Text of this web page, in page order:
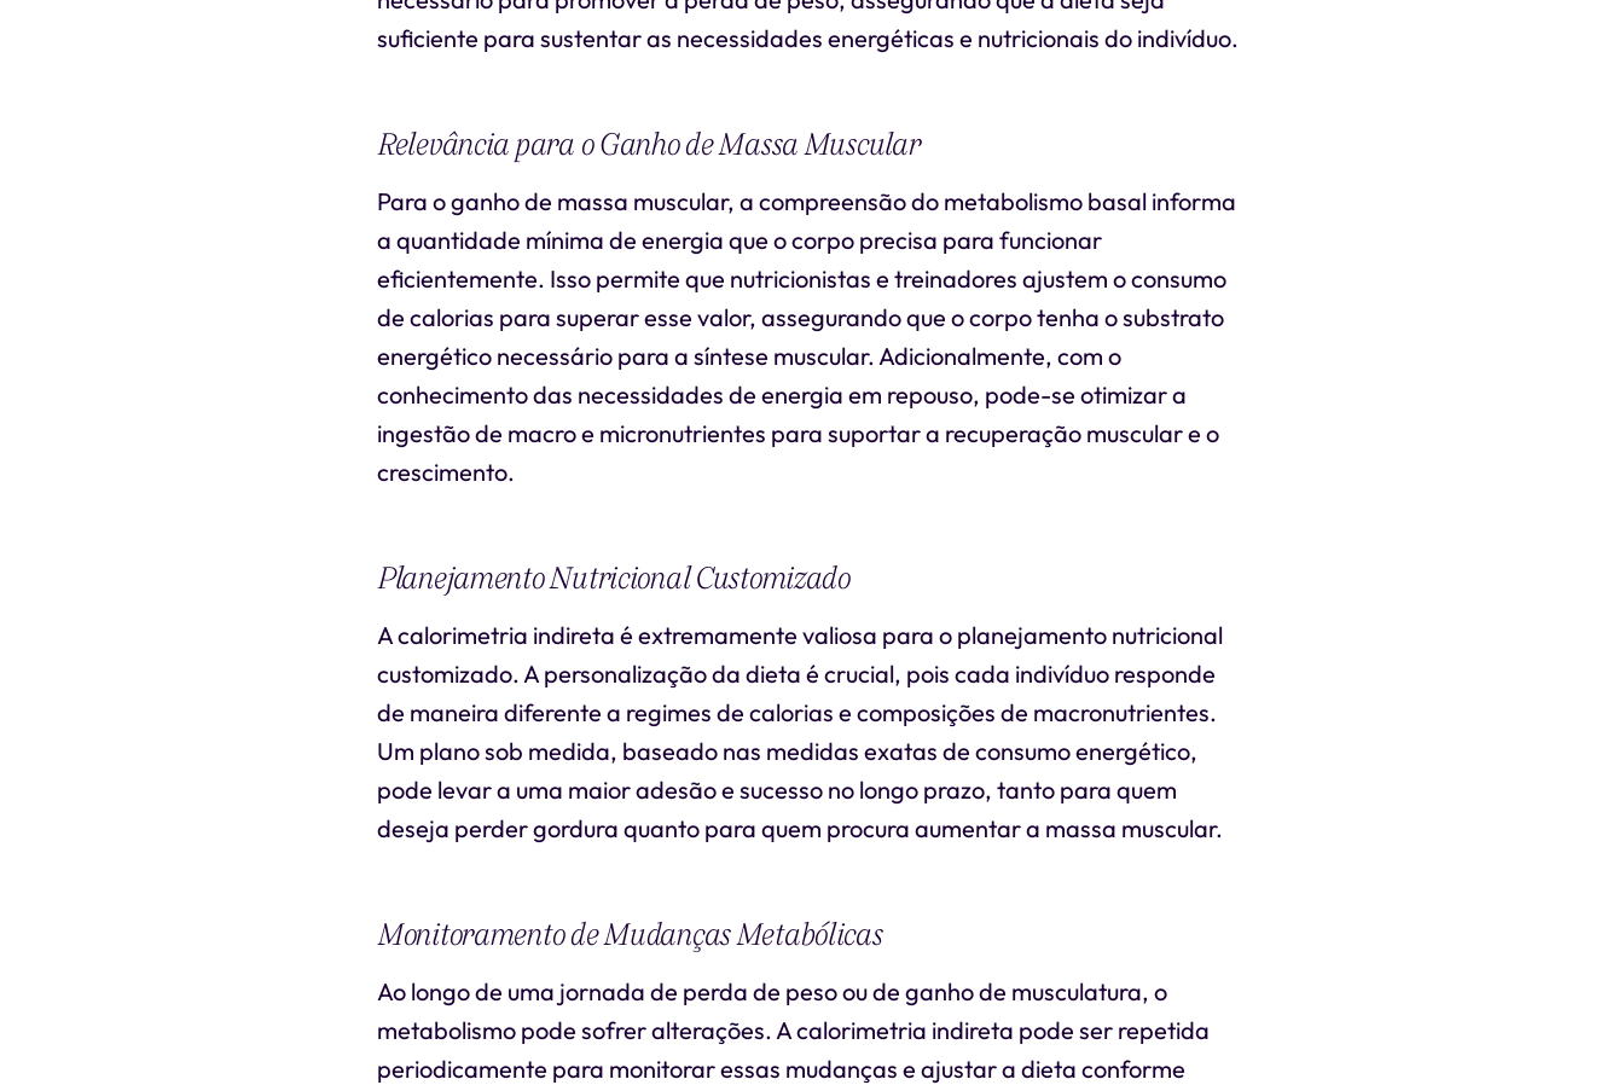
suficiente para sustentar as necessidades energéticas e nutricionais do indivíduo.
Relevância para o Ganho de Massa Muscular
Para o ganho de massa muscular, a compreensão do metabolismo basal informa
a quantidade mínima de energia que o corpo precisa para funcionar
eficientemente. Isso permite que nutricionistas e treinadores ajustem o consumo
de calorias para superar esse valor, assegurando que o corpo tenha o substrato
energético necessário para a síntese muscular. Adicionalmente, com o
conhecimento das necessidades de energia em repouso, pode-se otimizar a
ingestão de macro e micronutrientes para suportar a recuperação muscular e o
crescimento.
Planejamento Nutricional Customizado
A calorimetria indireta é extremamente valiosa para o planejamento nutricional
customizado. A personalização da dieta é crucial, pois cada indivíduo responde
de maneira diferente a regimes de calorias e composições de macronutrientes.
Um plano sob medida, baseado nas medidas exatas de consumo energético,
pode levar a uma maior adesão e sucesso no longo prazo, tanto para quem
deseja perder gordura quanto para quem procura aumentar a massa muscular.
Monitoramento de Mudanças Metabólicas
Ao longo de uma jornada de perda de peso ou de ganho de musculatura, o
metabolismo pode sofrer alterações. A calorimetria indireta pode ser repetida
periodicamente para monitorar essas mudanças e ajustar a dieta conforme